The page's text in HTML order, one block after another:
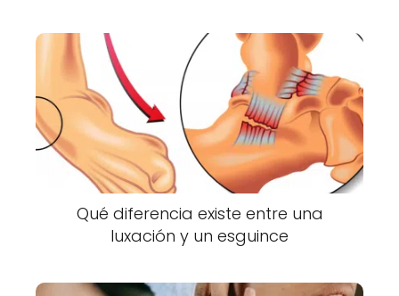
Qué diferencia existe entre una
luxación y un esguince